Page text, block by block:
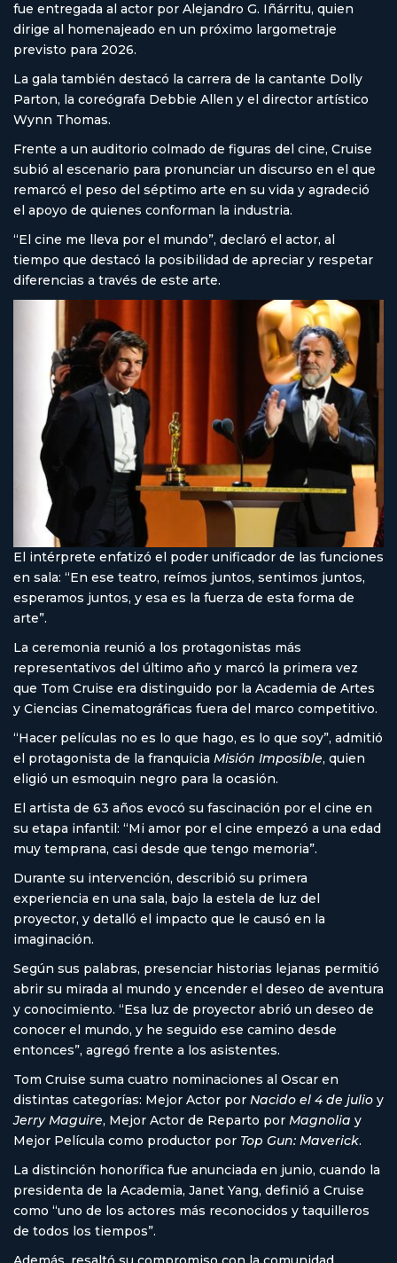
fue entregada al actor por Alejandro G. Iñárritu, quien
dirige al homenajeado en un próximo largometraje
previsto para 2026.
La gala también destacó la carrera de la cantante Dolly
Parton, la coreógrafa Debbie Allen y el director artístico
Wynn Thomas.
Frente a un auditorio colmado de figuras del cine, Cruise
subió al escenario para pronunciar un discurso en el que
remarcó el peso del séptimo arte en su vida y agradeció
el apoyo de quienes conforman la industria.
“El cine me lleva por el mundo”, declaró el actor, al
tiempo que destacó la posibilidad de apreciar y respetar
diferencias a través de este arte.
El intérprete enfatizó el poder unificador de las funciones
en sala: “En ese teatro, reímos juntos, sentimos juntos,
esperamos juntos, y esa es la fuerza de esta forma de
arte”.
La ceremonia reunió a los protagonistas más
representativos del último año y marcó la primera vez
que Tom Cruise era distinguido por la Academia de Artes
y Ciencias Cinematográficas fuera del marco competitivo.
“Hacer películas no es lo que hago, es lo que soy”, admitió
el protagonista de la franquicia Misión Imposible, quien
eligió un esmoquin negro para la ocasión.
El artista de 63 años evocó su fascinación por el cine en
su etapa infantil: “Mi amor por el cine empezó a una edad
muy temprana, casi desde que tengo memoria”.
Durante su intervención, describió su primera
experiencia en una sala, bajo la estela de luz del
proyector, y detalló el impacto que le causó en la
imaginación.
Según sus palabras, presenciar historias lejanas permitió
abrir su mirada al mundo y encender el deseo de aventura
y conocimiento. “Esa luz de proyector abrió un deseo de
conocer el mundo, y he seguido ese camino desde
entonces”, agregó frente a los asistentes.
Tom Cruise suma cuatro nominaciones al Oscar en
distintas categorías: Mejor Actor por Nacido el 4 de julio y
Jerry Maguire, Mejor Actor de Reparto por Magnolia y
Mejor Película como productor por Top Gun: Maverick.
La distinción honorífica fue anunciada en junio, cuando la
presidenta de la Academia, Janet Yang, definió a Cruise
como “uno de los actores más reconocidos y taquilleros
de todos los tiempos”.